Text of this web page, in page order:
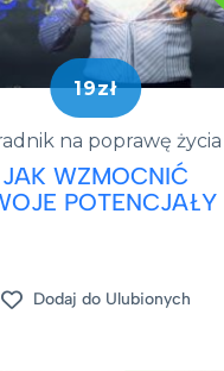
19zł
na poprawę życia
JAK WZMOCNIĆ
POTENCJAŁY
Dodaj do Ulubionych